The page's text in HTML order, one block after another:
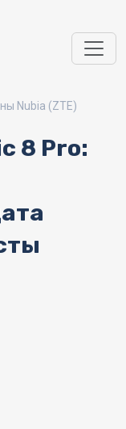
Nubia (ZTE)
8 Pro: